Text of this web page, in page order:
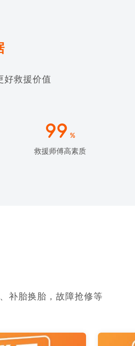
好救援价值
99 %
救援师傅高素质
补胎换胎，故障抢修等